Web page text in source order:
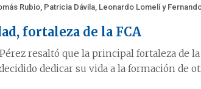
Rubio, Patricia Dávila, Leonardo Lomelí y
fortaleza de la FCA
resaltó que la principal fortaleza de
dedicar su vida a la formación de